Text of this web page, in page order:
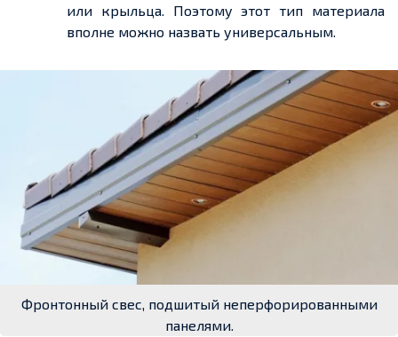
или крыльца. Поэтому этот тип материала
вполне можно назвать универсальным.
Фронтонный свес, подшитый неперфорированными
панелями.